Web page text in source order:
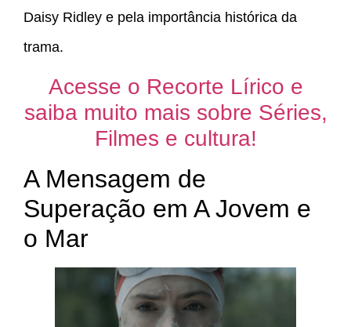
Daisy Ridley e pela importância histórica da
trama.
Acesse o Recorte Lírico e
saiba muito mais sobre Séries,
Filmes e cultura!
A Mensagem de
Superação em A Jovem e
o Mar